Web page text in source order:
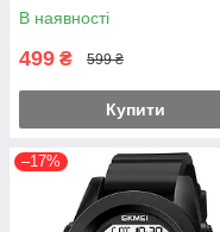
В наявності
499 ₴ 599 ₴
Купити
–17%